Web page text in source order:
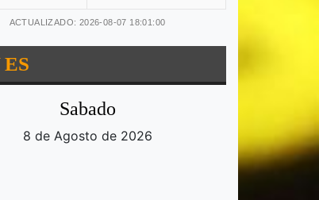
ACTUALIZADO: 2026-08-07 18:01:00
Sabado
8 de Agosto de 2026